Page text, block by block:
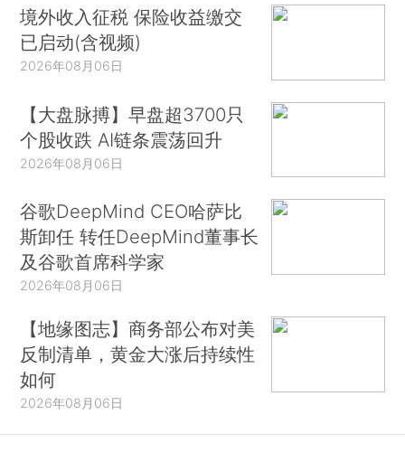
境外收入征税 保险收益缴交
已启动(含视频)
2026年08月06日
【大盘脉搏】早盘超3700只
个股收跌 AI链条震荡回升
2026年08月06日
谷歌DeepMind CEO哈萨比
斯卸任 转任DeepMind董事长
及谷歌首席科学家
2026年08月06日
【地缘图志】商务部公布对美
反制清单，黄金大涨后持续性
如何
2026年08月06日